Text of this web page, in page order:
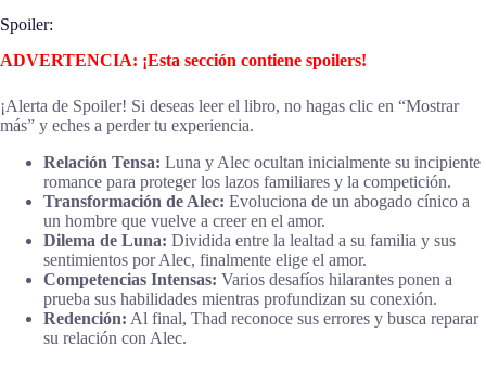
Spoiler:
ADVERTENCIA: ¡Esta sección contiene spoilers!
¡Alerta de Spoiler! Si deseas leer el libro, no hagas clic en “Mostrar
más” y eches a perder tu experiencia.
Relación Tensa: Luna y Alec ocultan inicialmente su incipiente
romance para proteger los lazos familiares y la competición.
Transformación de Alec: Evoluciona de un abogado cínico a
un hombre que vuelve a creer en el amor.
Dilema de Luna: Dividida entre la lealtad a su familia y sus
sentimientos por Alec, finalmente elige el amor.
Competencias Intensas: Varios desafíos hilarantes ponen a
prueba sus habilidades mientras profundizan su conexión.
Redención: Al final, Thad reconoce sus errores y busca reparar
su relación con Alec.